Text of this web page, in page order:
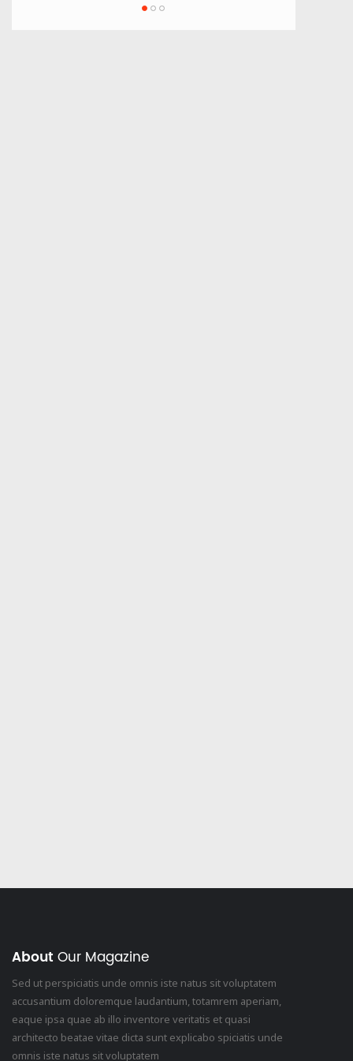
About Our Magazine
Sed ut perspiciatis unde omnis iste natus sit voluptatem
accusantium doloremque laudantium, totamrem aperiam,
eaque ipsa quae ab illo inventore veritatis et quasi
architecto beatae vitae dicta sunt explicabo spiciatis unde
omnis iste natus sit voluptatem